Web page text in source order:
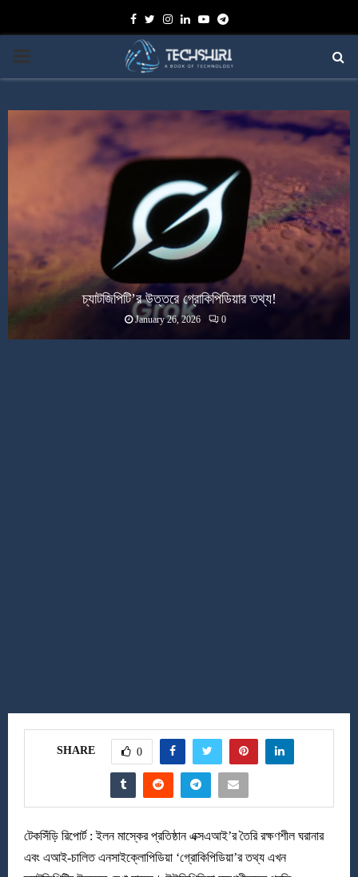
Facebook
TwitterInstagram
Linkedin
YoutubeTelegram
PRIMARY
চ্যাটজিপিটি’র উত্তরে গ্রোকিপিডিয়ার তথ্য!
January 26, 2026 0
SHARE 0
টেকসিঁড়ি রিপোর্ট : ইলন মাস্কের প্রতিষ্ঠান এক্সএআই’র তৈরি রক্ষণশীল ঘরানার
এবং এআই-চালিত এনসাইক্লোপিডিয়া ‘গ্রোকিপিডিয়া’র তথ্য এখন